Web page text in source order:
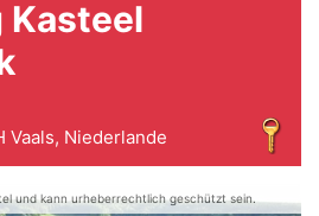
Kasteel
Vaals, Niederlande
und kann urheberrechtlich geschützt sein.